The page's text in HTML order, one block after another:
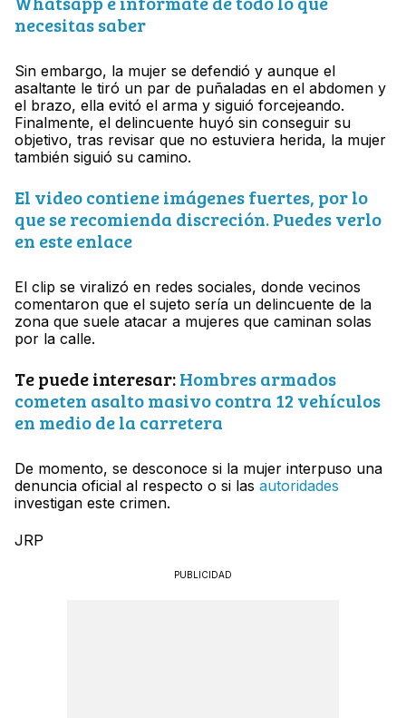
necesitas saber
Sin embargo, la mujer se defendió y aunque el
asaltante le tiró un par de puñaladas en el abdomen y
el brazo, ella evitó el arma y siguió forcejeando.
Finalmente, el delincuente huyó sin conseguir su
objetivo, tras revisar que no estuviera herida, la mujer
también siguió su camino.
El video contiene imágenes fuertes, por lo
que se recomienda discreción. Puedes verlo
en este enlace
El clip se viralizó en redes sociales, donde vecinos
comentaron que el sujeto sería un delincuente de la
zona que suele atacar a mujeres que caminan solas
por la calle.
Te puede interesar:Hombres armados
cometen asalto masivo contra 12 vehículos
en medio de la carretera
De momento, se desconoce si la mujer interpuso una
denuncia oficial al respecto o si las autoridades
investigan este crimen.
JRP
PUBLICIDAD